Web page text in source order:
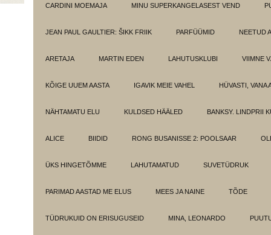
CARDINI MOEMAJA MINU SUPERKANGELASEST VEND
JEAN PAUL GAULTIER: ŠIKK FRIIK PARFÜÜMID NEETUD
ARETAJA MARTIN EDEN LAHUTUSKLUBI VIIMNE
KÕIGE UUEM AASTA IGAVIK MEIE VAHEL HÜVASTI, VANA
NÄHTAMATU ELU KULDSED HÄÄLED BANKSY. LINDPRII
ALICE BIIDID RONG BUSANISSE 2: POOLSAAR
ÜKS HINGETÕMME LAHUTAMATUD SUVETÜDRUK
PARIMAD AASTAD ME ELUS MEES JA NAINE TÕDE
TÜDRUKUID ON ERISUGUSEID MINA, LEONARDO